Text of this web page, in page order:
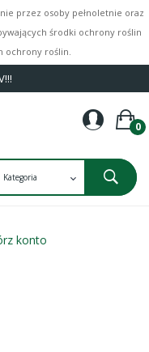
przez osoby pełnoletnie oraz
środki ochrony roślin
ochrony roślin.
0
konto